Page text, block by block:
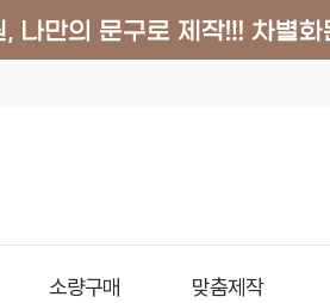
소량구매 맞춤제작